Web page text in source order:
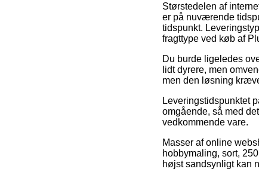
Størstedelen af
er på nuværende
tidspunkt.
fragttype ved køb af
Du burde ligeledes
lidt dyrere, men
men den løsning
Leveringstidspunktet
omgående, så med
vedkommende vare.
Masser af online
hobbymaling, sort,
højst sandsynligt kan